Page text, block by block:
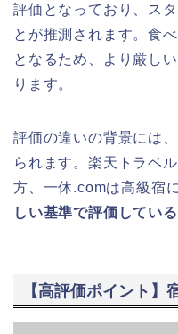
評価となっており、ス
とが推測されます。食
となるため、より厳し
ります。
評価の違いの背景には
られます。楽天トラベ
方、一休.comは高級宿
しい基準で評価している
【高評価ポイント】